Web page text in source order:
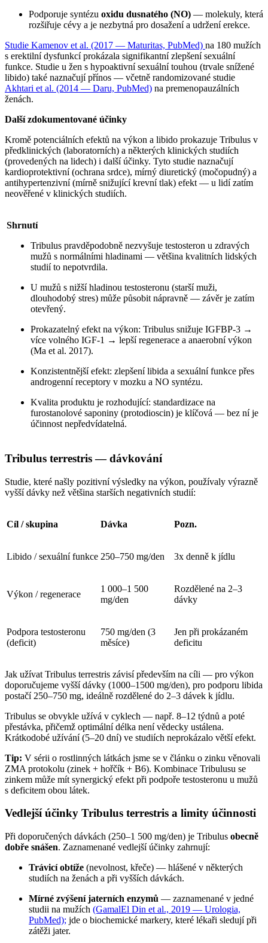
Podporuje syntézu oxidu dusnatého (NO) — molekuly, která
rozšiřuje cévy a je nezbytná pro dosažení a udržení erekce.
Studie Kamenov et al. (2017 — Maturitas, PubMed) na 180 mužích
s erektilní dysfunkcí prokázala signifikantní zlepšení sexuální
funkce. Studie u žen s hypoaktivní sexuální touhou (trvale snížené
libido) také naznačují přínos — včetně randomizované studie
Akhtari et al. (2014 — Daru, PubMed) na premenopauzálních
ženách.
Další zdokumentované účinky
Kromě potenciálních efektů na výkon a libido prokazuje Tribulus v
předklinických (laboratorních) a některých klinických studiích
(provedených na lidech) i další účinky. Tyto studie naznačují
kardioprotektivní (ochrana srdce), mírný diuretický (močopudný) a
antihypertenzivní (mírně snižující krevní tlak) efekt — u lidí zatím
neověřené v klinických studiích.
Shrnutí
Tribulus pravděpodobně nezvyšuje testosteron u zdravých
mužů s normálními hladinami — většina kvalitních lidských
studií to nepotvrdila.
U mužů s nižší hladinou testosteronu (starší muži,
dlouhodobý stres) může působit nápravně — závěr je zatím
otevřený.
Prokazatelný efekt na výkon: Tribulus snižuje IGFBP-3 →
více volného IGF-1 → lepší regenerace a anaerobní výkon
(Ma et al. 2017).
Konzistentnější efekt: zlepšení libida a sexuální funkce přes
androgenní receptory v mozku a NO syntézu.
Kvalita produktu je rozhodující: standardizace na
furostanolové saponiny (protodioscin) je klíčová — bez ní je
účinnost nepředvídatelná.
Tribulus terrestris — dávkování
Studie, které našly pozitivní výsledky na výkon, používaly výrazně
vyšší dávky než většina starších negativních studií:
Cíl / skupina Dávka Pozn.
Libido / sexuální funkce 250–750 mg/den 3x denně k jídlu
Výkon / regenerace
1 000–1 500
mg/den
Rozdělené na 2–3
dávky
Podpora testosteronu
(deficit)
750 mg/den (3
měsíce)
Jen při prokázaném
deficitu
Jak užívat Tribulus terrestris závisí především na cíli — pro výkon
doporučujeme vyšší dávky (1000–1500 mg/den), pro podporu libida
postačí 250–750 mg, ideálně rozdělené do 2–3 dávek k jídlu.
Tribulus se obvykle užívá v cyklech — např. 8–12 týdnů a poté
přestávka, přičemž optimální délka není vědecky ustálena.
Krátkodobé užívání (5–20 dní) ve studiích neprokázalo větší efekt.
Tip: V sérii o rostlinných látkách jsme se v článku o zinku věnovali
ZMA protokolu (zinek + hořčík + B6). Kombinace Tribulusu se
zinkem může mít synergický efekt při podpoře testosteronu u mužů
s deficitem obou látek.
Vedlejší účinky Tribulus terrestris a limity účinnosti
Při doporučených dávkách (250–1 500 mg/den) je Tribulus obecně
dobře snášen. Zaznamenané vedlejší účinky zahrnují:
Trávicí obtíže (nevolnost, křeče) — hlášené v některých
studiích na ženách a při vyšších dávkách.
Mírné zvýšení jaterních enzymů — zaznamenané v jedné
studii na mužích (GamalEl Din et al., 2019 — Urologia,
PubMed); jde o biochemické markery, které lékaři sledují při
zátěži jater.